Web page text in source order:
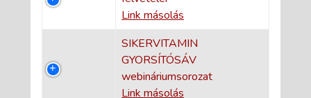
Link másolás
SIKERVITAMIN
GYORSÍTÓSÁV
webináriumsorozat
Link másolás